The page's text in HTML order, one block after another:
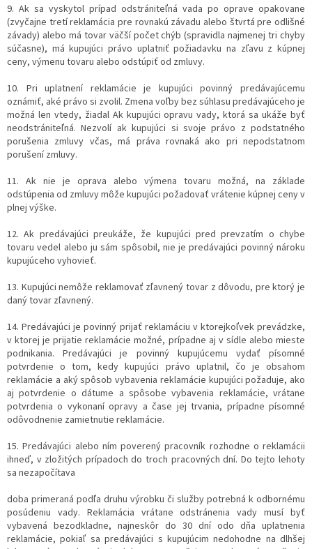
9. Ak sa vyskytol prípad odstrániteľná vada po oprave opakovane
(zvyčajne tretí reklamácia pre rovnakú závadu alebo štvrtá pre odlišné
závady) alebo má tovar väčší počet chýb (spravidla najmenej tri chyby
súčasne), má kupujúci právo uplatniť požiadavku na zľavu z kúpnej
ceny, výmenu tovaru alebo odstúpiť od zmluvy.
10. Pri uplatnení reklamácie je kupujúci povinný predávajúcemu
oznámiť, aké právo si zvolil. Zmena voľby bez súhlasu predávajúceho je
možná len vtedy, žiadal Ak kupujúci opravu vady, ktorá sa ukáže byť
neodstrániteľná. Nezvolí ak kupujúci si svoje právo z podstatného
porušenia zmluvy včas, má práva rovnaká ako pri nepodstatnom
porušení zmluvy.
11. Ak nie je oprava alebo výmena tovaru možná, na základe
odstúpenia od zmluvy môže kupujúci požadovať vrátenie kúpnej ceny v
plnej výške.
12. Ak predávajúci preukáže, že kupujúci pred prevzatím o chybe
tovaru vedel alebo ju sám spôsobil, nie je predávajúci povinný nároku
kupujúceho vyhovieť.
13. Kupujúci nemôže reklamovať zľavnený tovar z dôvodu, pre ktorý je
daný tovar zľavnený.
14. Predávajúci je povinný prijať reklamáciu v ktorejkoľvek prevádzke,
v ktorej je prijatie reklamácie možné, prípadne aj v sídle alebo mieste
podnikania. Predávajúci je povinný kupujúcemu vydať písomné
potvrdenie o tom, kedy kupujúci právo uplatnil, čo je obsahom
reklamácie a aký spôsob vybavenia reklamácie kupujúci požaduje, ako
aj potvrdenie o dátume a spôsobe vybavenia reklamácie, vrátane
potvrdenia o vykonaní opravy a čase jej trvania, prípadne písomné
odôvodnenie zamietnutie reklamácie.
15. Predávajúci alebo ním poverený pracovník rozhodne o reklamácii
ihneď, v zložitých prípadoch do troch pracovných dní. Do tejto lehoty
sa nezapočítava
doba primeraná podľa druhu výrobku či služby potrebná k odbornému
posúdeniu vady. Reklamácia vrátane odstránenia vady musí byť
vybavená bezodkladne, najneskôr do 30 dní odo dňa uplatnenia
reklamácie, pokiaľ sa predávajúci s kupujúcim nedohodne na dlhšej